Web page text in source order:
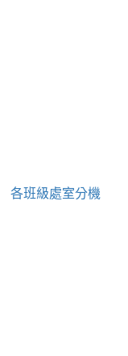
各班級處室分機